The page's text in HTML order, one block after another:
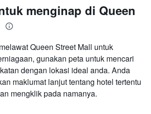
menginap di Queen
Queen Street Mall untuk
gunakan peta untuk mencari
dengan lokasi ideal anda. Anda
maklumat lanjut tentang hotel tertentu
mengklik pada namanya.